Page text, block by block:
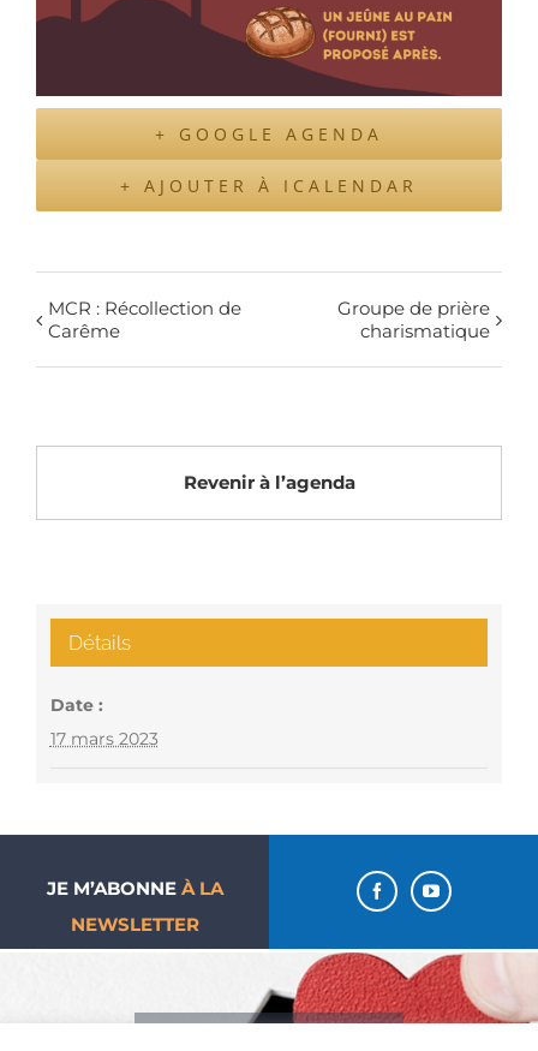
+ GOOGLE AGENDA
+ AJOUTER À ICALENDAR
MCR : Récollection de
Carême
Groupe de prière
charismatique
Revenir à l’agenda
Détails
Date :
17 mars 2023
JE M’ABONNE À LA
NEWSLETTER